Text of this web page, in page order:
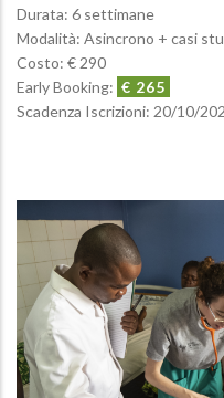
Durata: 6 settimane
Modalità: Asincrono + casi
Costo: € 290
Early Booking: € 265
Scadenza Iscrizioni: 20/10/